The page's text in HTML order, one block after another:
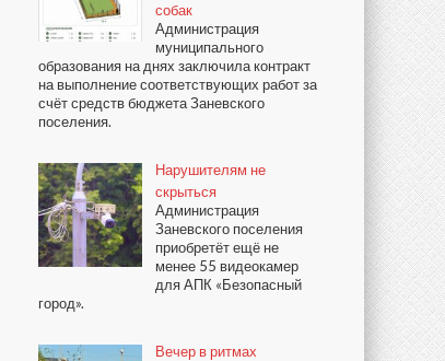
собак
Администрация
муниципального
образования на днях заключила контракт
на выполнение соответствующих работ за
счёт средств бюджета Заневского
поселения.
Нарушителям не
скрыться
Администрация
Заневского поселения
приобретёт ещё не
менее 55 видеокамер
для АПК «Безопасный
город».
Вечер в ритмах